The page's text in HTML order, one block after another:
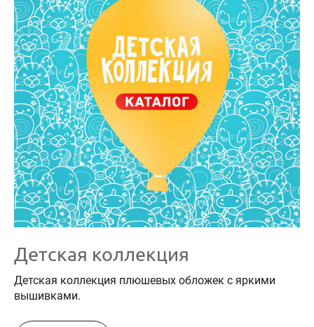
Детская коллекция
Детская коллекция плюшевых обложек с яркими
вышивками.